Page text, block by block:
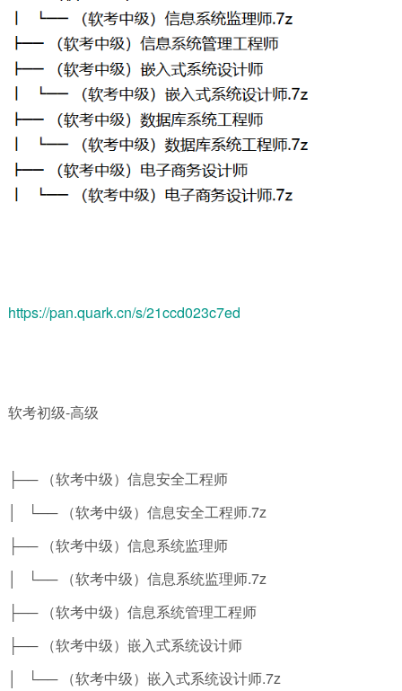
https://pan.quark.cn/s/21ccd023c7ed
软考初级-高级
├── （软考中级）信息安全工程师
│ └── （软考中级）信息安全工程师.7z
├── （软考中级）信息系统监理师
│ └── （软考中级）信息系统监理师.7z
├── （软考中级）信息系统管理工程师
├── （软考中级）嵌入式系统设计师
│ └── （软考中级）嵌入式系统设计师.7z